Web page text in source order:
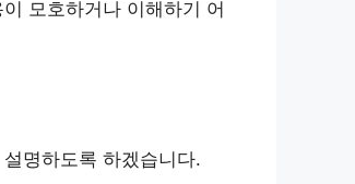
모호하거나 이해하기 어
명하도록 하겠습니다.